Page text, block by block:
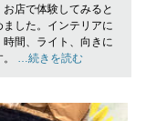
店で体験してみると
した。インテリアに
間、ライト、向きに
…続きを読む